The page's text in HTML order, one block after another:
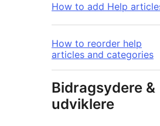
How to add Help
How to reorder help
articles and categories
Bidragsydere &
udviklere